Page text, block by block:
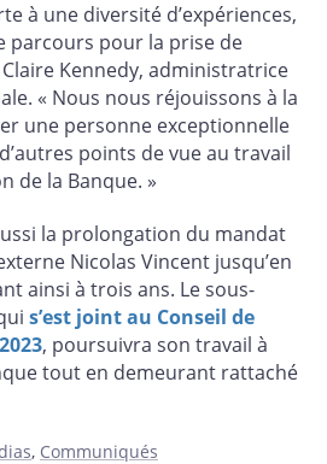
à une diversité d’expériences,
parcours pour la prise de
Kennedy, administratrice
« Nous nous réjouissons à la
une personne exceptionnelle
points de vue au travail
de la Banque. »
la prolongation du mandat
Nicolas Vincent jusqu’en
ainsi à trois ans. Le sous-
s’est joint au Conseil de
, poursuivra son travail à
tout en demeurant rattaché
, Communiqués